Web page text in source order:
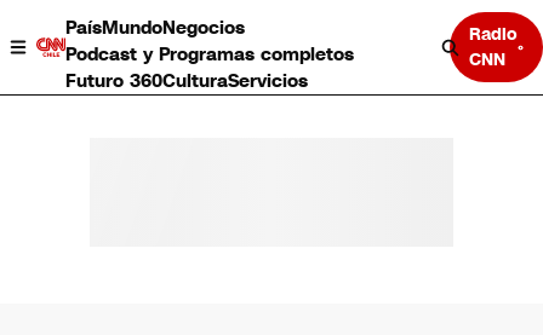
PaísMundoNegocios
Podcast y Programas completos
Futuro 360CulturaServicios
Radio
CNN